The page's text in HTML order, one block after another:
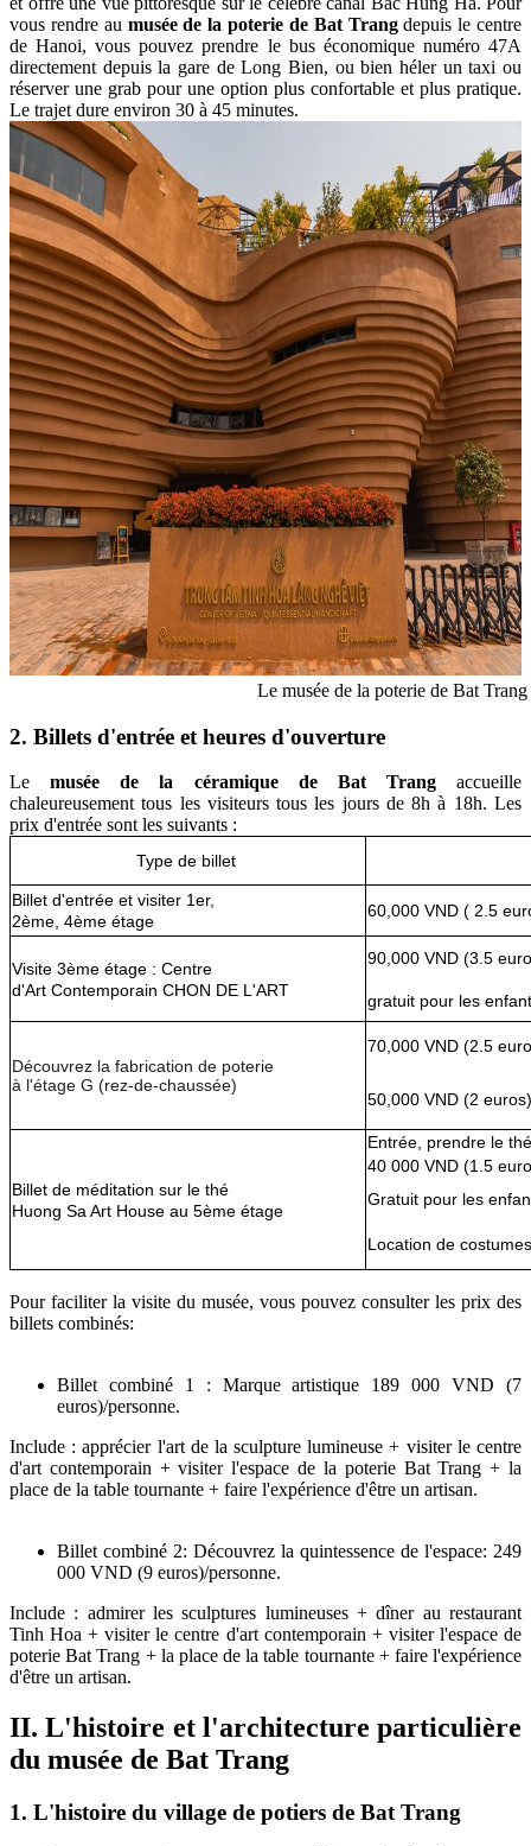
vous rendre au musée de la poterie de Bat Trangdepuis le centre
de Hanoi, vous pouvez prendre le bus économique numéro 47A
directement depuis la gare de Long Bien, ou bien héler un taxi ou
réserver une grab pour une option plus confortable et plus pratique.
Le trajet dure environ 30 à 45 minutes.
Le musée de la poterie de Bat
2. Billets d'entrée et heures d'ouverture
Lemusée de la céramique de Bat Trangaccueille
chaleureusement tous les visiteurs tous les jours de 8h à 18h. Les
prix d'entrée sont les suivants :
Type de billet
Billet d'entrée et visiter 1er,
2ème, 4ème étage
60,000 VND ( 2.5
Visite 3ème étage : Centre
d'Art Contemporain CHON DE L'ART
90,000 VND (3.5
gratuit pour les
Découvrez la fabrication de poterie
à l'étage G (rez-de-chaussée)
70,000 VND (2.5
50,000 VND (2
Billet de méditation sur le thé
Huong Sa Art House au 5ème étage
Entrée, prendre le
40 000 VND (1.5
Gratuit pour les
Location de
Pour faciliter la visite du musée, vous pouvez consulter les prix des
billets combinés:
Billet combiné 1 : Marque artistique 189 000 VND (7
euros)/personne.
Include : apprécier l'art de la sculpture lumineuse + visiter le centre
d'art contemporain + visiter l'espace de la poterie Bat Trang + la
place de la table tournante + faire l'expérience d'être un artisan.
Billet combiné 2: Découvrez la quintessence de l'espace: 249
000 VND (9 euros)/personne.
Include : admirer les sculptures lumineuses + dîner au restaurant
Tinh Hoa + visiter le centre d'art contemporain + visiter l'espace de
poterie Bat Trang + la place de la table tournante + faire l'expérience
d'être un artisan.
II. L'histoire et l'architecture particulière
du musée de Bat Trang
1. L'histoire du village de potiers de Bat Trang